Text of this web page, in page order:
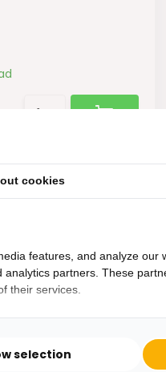
Binnen 24 uur
cookies
features, and analyze our
partners. These
their services.
selection